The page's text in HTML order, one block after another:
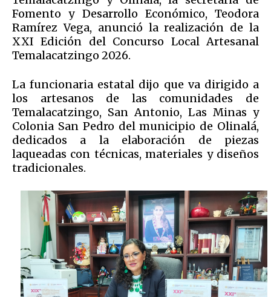
Fomento y Desarrollo Económico, Teodora
Ramírez Vega, anunció la realización de la
XXI Edición del Concurso Local Artesanal
Temalacatzingo 2026.
La funcionaria estatal dijo que va dirigido a
los artesanos de las comunidades de
Temalacatzingo, San Antonio, Las Minas y
Colonia San Pedro del municipio de Olinalá,
dedicados a la elaboración de piezas
laqueadas con técnicas, materiales y diseños
tradicionales.